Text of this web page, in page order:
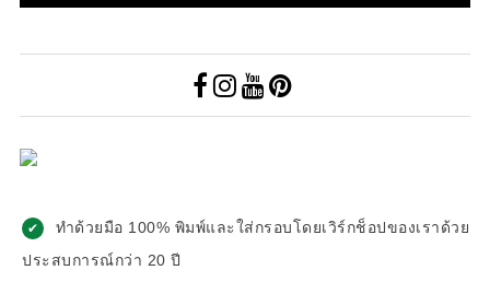
✔
ทำด้วยมือ 100% พิมพ์และใส่กรอบโดยเวิร์กช็อปของเราด้วย
ประสบการณ์กว่า 20 ปี